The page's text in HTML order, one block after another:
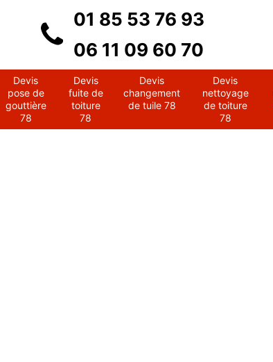
01 85 53 76 93
06 11 09 60 70
Devis
pose de
gouttière
78
Devis
fuite de
toiture
78
Devis
changement
de tuile 78
Devis
nettoyage
de toiture
78